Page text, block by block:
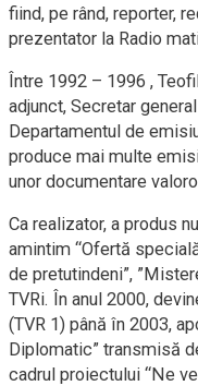
fiind, pe rând, reporter,
prezentator la Radio
Între 1992 – 1996 ,
adjunct, Secretar
Departamentul de
produce mai multe
unor documentare
Ca realizator, a produs
amintim “Ofertă
de pretutindeni”,
TVRi. În anul 2000,
(TVR 1) până în 2003,
Diplomatic” transmisă
cadrul proiectului “Ne